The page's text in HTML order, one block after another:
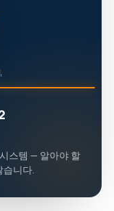
스템 — 알아야 할
습니다.